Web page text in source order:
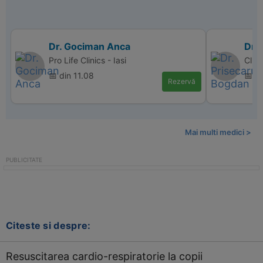
Dr. Gociman Anca
Pro Life Clinics - Iasi
📅 din 11.08
Rezervă
Dr.
📅
Mai multi medici >
Citeste si despre:
Resuscitarea cardio-respiratorie la copii